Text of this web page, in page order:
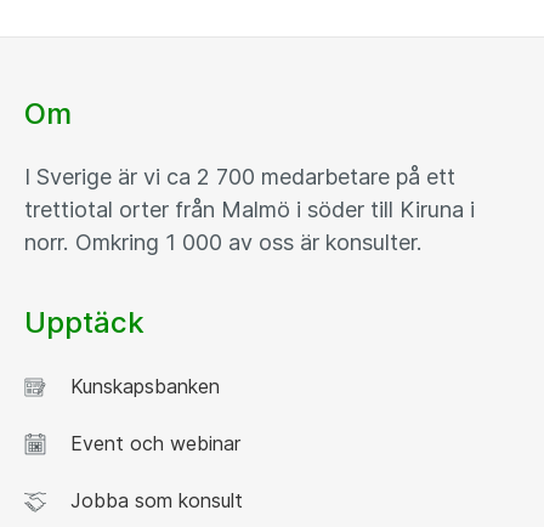
Om
I Sverige är vi ca 2 700 medarbetare på ett
trettiotal orter från Malmö i söder till Kiruna i
norr. Omkring 1 000 av oss är konsulter.
Upptäck
Kunskapsbanken
Event och webinar
Jobba som konsult